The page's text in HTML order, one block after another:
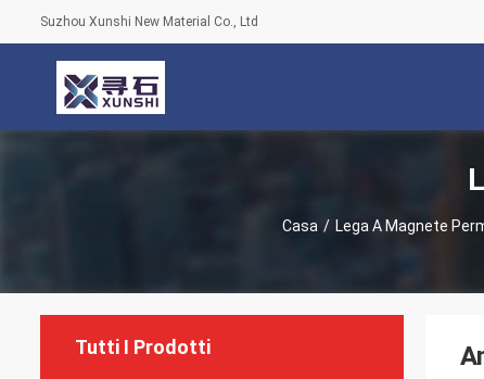
Suzhou Xunshi New Material Co., Ltd
Casa / Lega A Magnete
Tutti I Prodotti